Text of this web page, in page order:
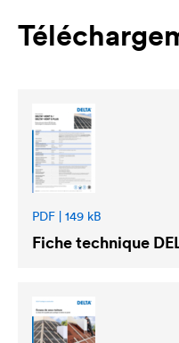
PDF | 149 kB
Fiche technique